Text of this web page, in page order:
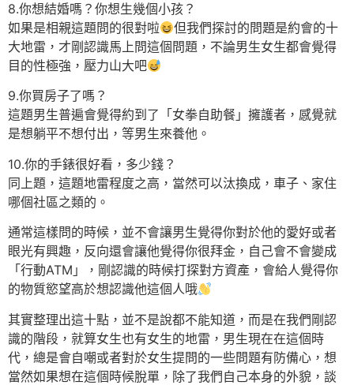
8.你想結婚嗎？你想生幾個小孩？
如果是相親這題問的很對啦
但我們探討的問題是約會的十
大地雷，才剛認識馬上問這個問題，不論男生女生都會覺得
目的性極強，壓力山大吧
9.你買房子了嗎？
這題男生普遍會覺得約到了「女拳自助餐」擁護者，感覺就
是想躺平不想付出，等男生來養他。
10.你的手錶很好看，多少錢？
同上題，這題地雷程度之高，當然可以汰換成，車子、家住
哪個社區之類的。
通常這樣問的時候，並不會讓男生覺得你對於他的愛好或者
眼光有興趣，反向還會讓他覺得你很拜金，自己會不會變成
「行動ATM」，剛認識的時候打探對方資產，會給人覺得你
的物質慾望高於想認識他這個人哦
其實整理出這十點，並不是說都不能知道，而是在我們剛認
識的階段，就算女生也有女生的地雷，男生現在在這個時
代，總是會自嘲或者對於女生提問的一些問題有防備心，想
當然如果想在這個時候脫單，除了我們自己本身的外貌，談